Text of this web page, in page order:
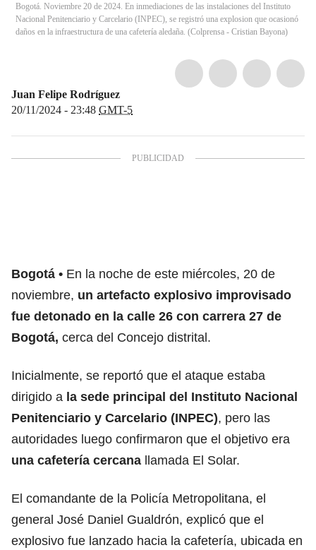
Bogotá. Noviembre 20 de 2024. En inmediaciones de las instalaciones del Instituto
Nacional Penitenciario y Carcelario (INPEC), se registró una explosion que ocasionó
daños en la infraestructura de una cafetería aledaña. (Colprensa - Cristian Bayona)
Juan Felipe Rodríguez
20/11/2024 - 23:48 GMT-5
Bogotá
En la noche de este miércoles, 20 de
noviembre, un artefacto explosivo improvisado
fue detonado en la calle 26 con carrera 27 de
Bogotá, cerca del Concejo distrital.
Inicialmente, se reportó que el ataque estaba
dirigido a la sede principal del Instituto Nacional
Penitenciario y Carcelario (INPEC), pero las
autoridades luego confirmaron que el objetivo era
una cafetería cercana llamada El Solar.
El comandante de la Policía Metropolitana, el
general José Daniel Gualdrón, explicó que el
explosivo fue lanzado hacia la cafetería, ubicada en